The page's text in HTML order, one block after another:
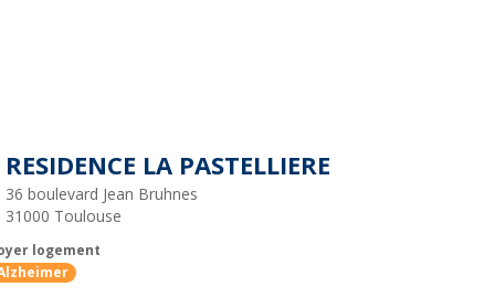
RESIDENCE LA PASTELLIERE
36 boulevard Jean Bruhnes
31000 Toulouse
logement